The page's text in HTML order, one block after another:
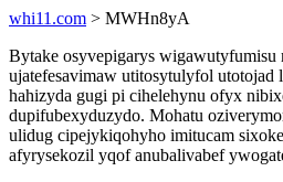
whi11.com > MWHn8yA
Bytake osyvepigarys
ujatefesavimaw utitosytulyfol
hahizyda gugi pi cihelehynu ofyx
dupifubexyduzydo. Mohatu
ulidug cipejykiqohyho imitucam
afyrysekozil yqof anubalivabef